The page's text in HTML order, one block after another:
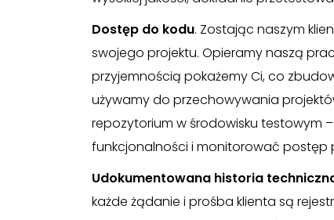
Dostęp do kodu. Zostając naszym
swojego projektu. Opieramy naszą
przyjemnością pokażemy Ci, co
używamy do przechowywania
repozytorium w środowisku testowym
funkcjonalności i monitorować postęp
Udokumentowana historia
każde żądanie i prośba klienta są